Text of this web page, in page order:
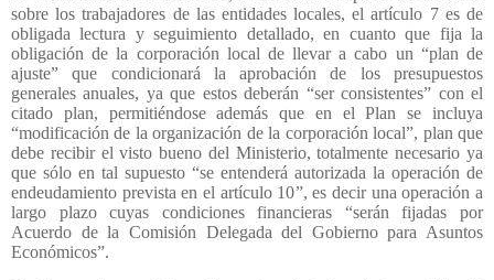
sobre los trabajadores de las entidades locales, el artículo 7 es de
obligada lectura y seguimiento detallado, en cuanto que fija la
obligación de la corporación local de llevar a cabo un “plan de
ajuste” que condicionará la aprobación de los presupuestos
generales anuales, ya que estos deberán “ser consistentes” con el
citado plan, permitiéndose además que en el Plan se incluya
“modificación de la organización de la corporación local”, plan que
debe recibir el visto bueno del Ministerio, totalmente necesario ya
que sólo en tal supuesto “se entenderá autorizada la operación de
endeudamiento prevista en el artículo 10”, es decir una operación a
largo plazo cuyas condiciones financieras “serán fijadas por
Acuerdo de la Comisión Delegada del Gobierno para Asuntos
Económicos”.